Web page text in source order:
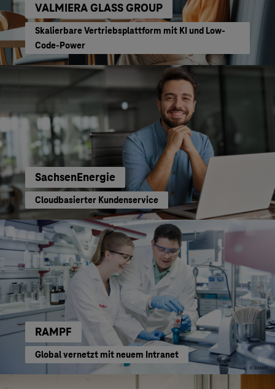
VALMIERA GLASS GROUP
Skalierbare Vertriebsplattform mit KI und Low-
Code-Power
SachsenEnergie
Cloudbasierter Kundenservice
RAMPF
Global vernetzt mit neuem Intranet